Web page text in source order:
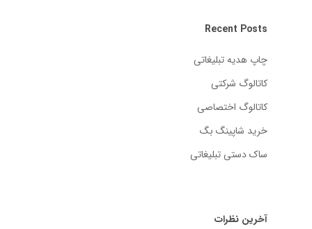
Recent Posts
چاپ هدیه تبلیغاتی
کاتالوگ شرکتی
کاتالوگ اختصاصی
خرید شاپینگ بگ
ساک دستی تبلیغاتی
آخرین نظرات